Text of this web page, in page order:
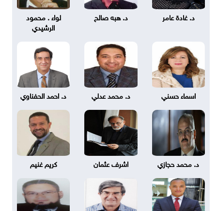
د. غادة عامر د. هبه صالح
لواء . محمود
الرشيدي
اسماء حسني د. محمد عدلي د. احمد الحفناوي
د. محمد حجازي اشرف عثمان كريم غنيم